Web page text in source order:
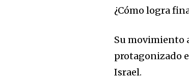
¿Cómo logra
Su movimiento
protagonizado
Israel.